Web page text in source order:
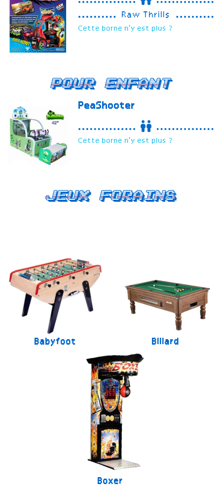
Raw Thrills
Cette borne n'y est plus ?
Pour enfant
PeaShooter
Cette borne n'y est plus ?
Jeux forains
Babyfoot Billard
Boxer